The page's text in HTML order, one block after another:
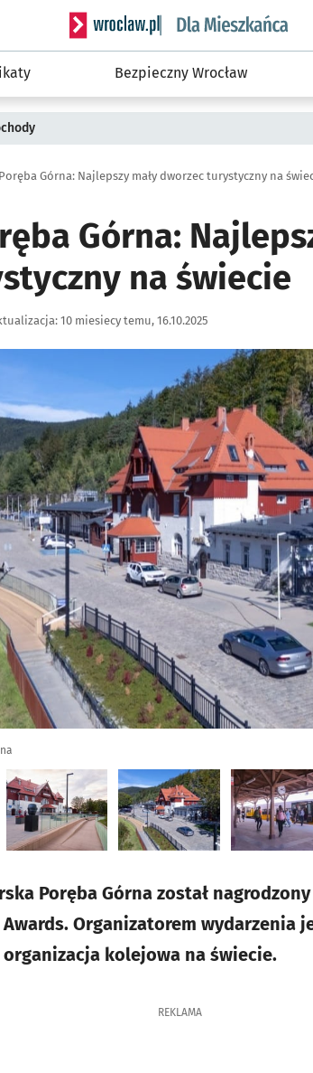
Serwis informacyjny wroclaw.pl
Bezpieczny Wrocław
Górna: Najlepszy mały dworzec turystyczny na
Górna:
na świecie
10 miesiecy temu, 16.10.2025
Poręba Górna został
Organizatorem wydarzenia
kolejowa na świecie.
REKLAMA